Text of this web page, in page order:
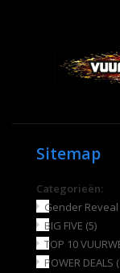
Sitemap
Categorieën:
Gender
BIG FIVE (5)
TOP 10
POWER DEALS